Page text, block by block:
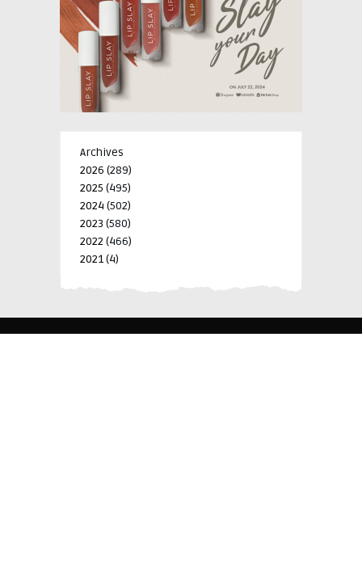
Archives
2026 (289)
2025 (495)
2024 (502)
2023 (580)
2022 (466)
2021(4)